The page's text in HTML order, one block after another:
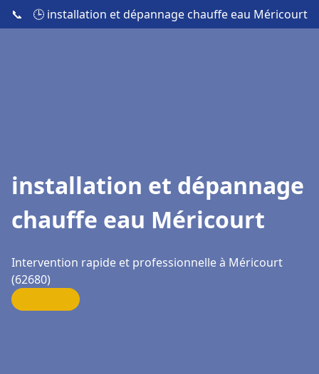
📞 🕒 installation et dépannage chauffe eau Méricourt
installation et dépannage
chauffe eau Méricourt
Intervention rapide et professionnelle à Méricourt
(62680)